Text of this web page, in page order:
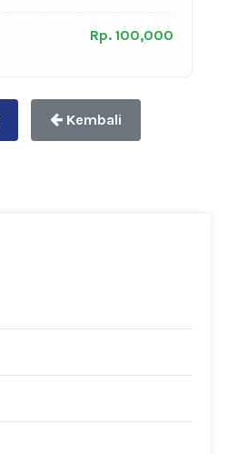
Rp. 100,000
Kembali